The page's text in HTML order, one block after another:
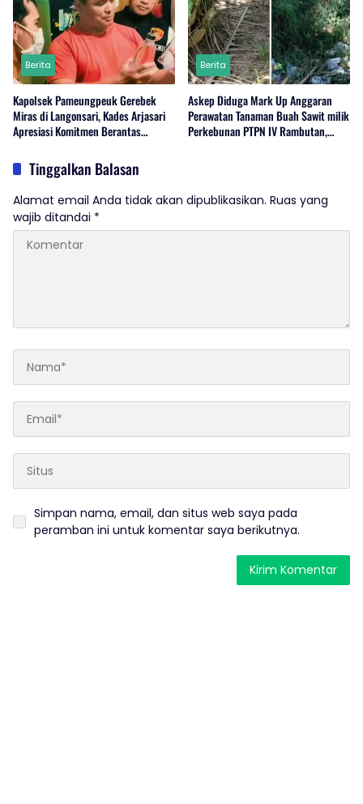
Berita
Kapolsek Pameungpeuk Gerebek
Miras di Langonsari, Kades Arjasari
Apresiasi Komitmen Berantas
Berita
Askep Diduga Mark Up Anggaran
Perawatan Tanaman Buah Sawit milik
Perkebunan PTPN IV Rambutan,
Tinggalkan Balasan
Alamat email Anda tidak akan dipublikasikan. Ruas yang
wajib ditandai *
Simpan nama, email, dan situs web saya pada
peramban ini untuk komentar saya berikutnya.